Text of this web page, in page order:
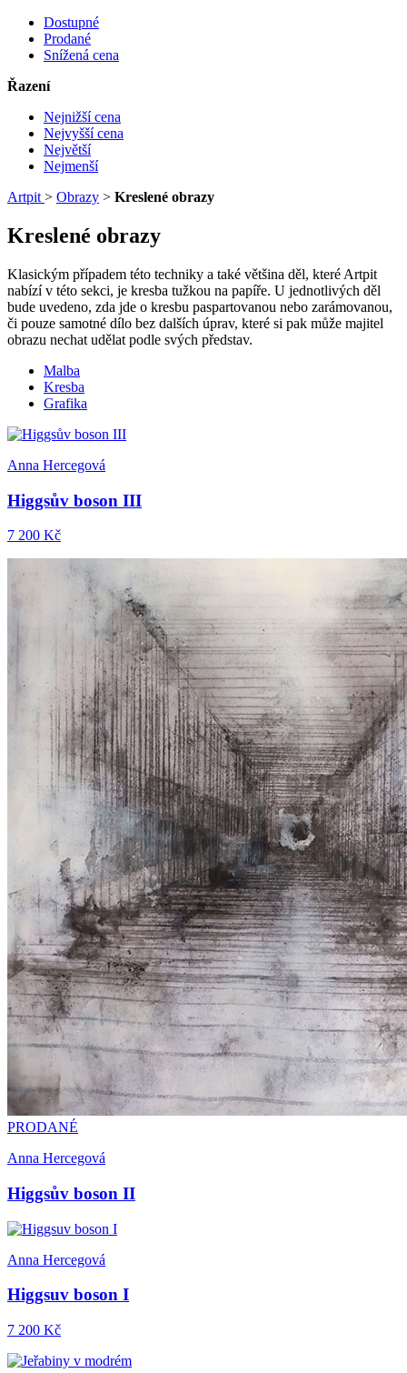
Dostupné
Prodané
Snížená cena
Řazení
Nejnižší cena
Nejvyšší cena
Největší
Nejmenší
Artpit > Obrazy > Kreslené obrazy
Kreslené obrazy
Klasickým případem této techniky a také většina děl, které Artpit
nabízí v této sekci, je kresba tužkou na papíře. U jednotlivých děl
bude uvedeno, zda jde o kresbu paspartovanou nebo zarámovanou,
či pouze samotné dílo bez dalších úprav, které si pak může majitel
obrazu nechat udělat podle svých představ.
Malba
Kresba
Grafika
Anna Hercegová
Higgsův boson III
7 200 Kč
PRODANÉ
Anna Hercegová
Higgsův boson II
Anna Hercegová
Higgsuv boson I
7 200 Kč